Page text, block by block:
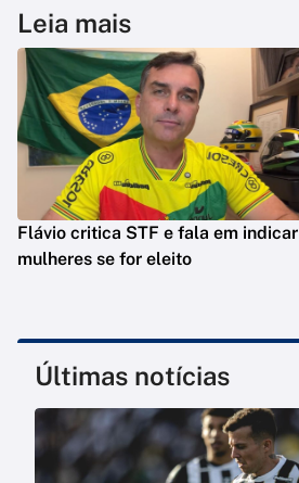
Leia mais
Flávio critica STF e fala em indicar
mulheres se for eleito
Últimas notícias